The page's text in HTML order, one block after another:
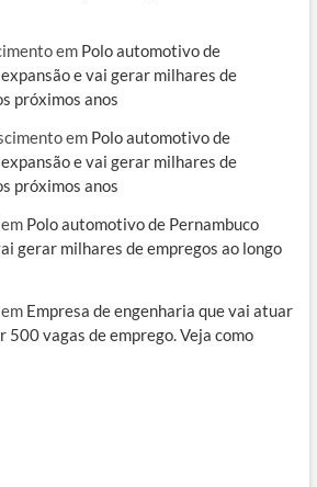
em Polo automotivo de
e vai gerar milhares de
próximos anos
em Polo automotivo de
e vai gerar milhares de
próximos anos
em Polo automotivo de Pernambuco
gerar milhares de empregos ao longo
em Empresa de engenharia que vai atuar
500 vagas de emprego. Veja como